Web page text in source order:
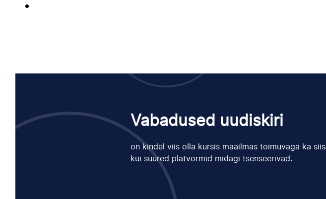
Vabadused uudiskiri
on kindel viis olla kursis maailmas toimuvaga ka siis,
kui suured platvormid midagi tsenseerivad.